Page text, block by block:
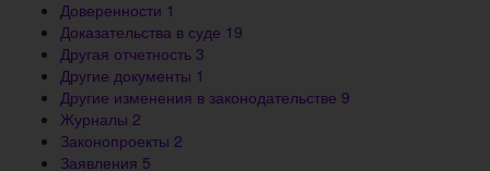
Доверенности 1
Доказательства в суде 19
Другая отчетность 3
Другие документы 1
Другие изменения в законодательстве 9
Журналы 2
Законопроекты 2
Заявления 5